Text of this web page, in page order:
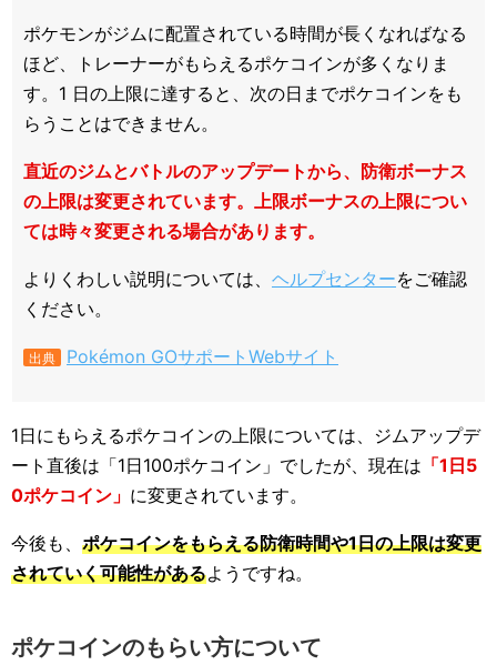
ポケモンがジムに配置されている時間が長くなればなる
ほど、トレーナーがもらえるポケコインが多くなりま
す。1 日の上限に達すると、次の日までポケコインをも
らうことはできません。
直近のジムとバトルのアップデートから、防衛ボーナス
の上限は変更されています。上限ボーナスの上限につい
ては時々変更される場合があります。
よりくわしい説明については、 ヘルプセンターをご確認
ください。
出典 Pokémon GOサポートWebサイト
1日にもらえるポケコインの上限については、ジムアップデ
ート直後は「1日100ポケコイン」でしたが、現在は 「1日5
0ポケコイン」 に変更されています。
今後も、 ポケコインをもらえる防衛時間や1日の上限は変更
されていく可能性があるようですね。
ポケコインのもらい方について